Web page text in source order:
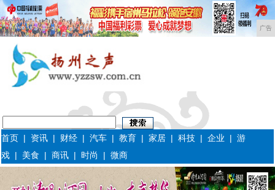
广告
首页 | 资讯 | 财经 |汽车 |教育 |家居 |科技 |企业 |游
戏 | 美食 |商讯 | 时尚 |微商